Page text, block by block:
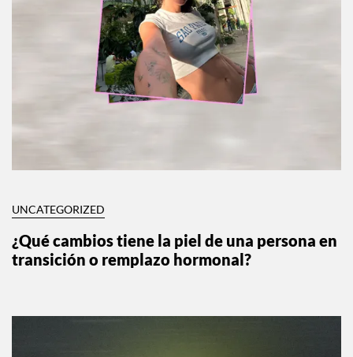
UNCATEGORIZED
¿Qué cambios tiene la piel de una persona en
transición o remplazo hormonal?